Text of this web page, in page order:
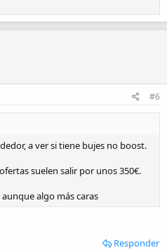
#6
a ver si tiene bujes no boost.
suelen salir por unos 350€.
algo más caras
Responder